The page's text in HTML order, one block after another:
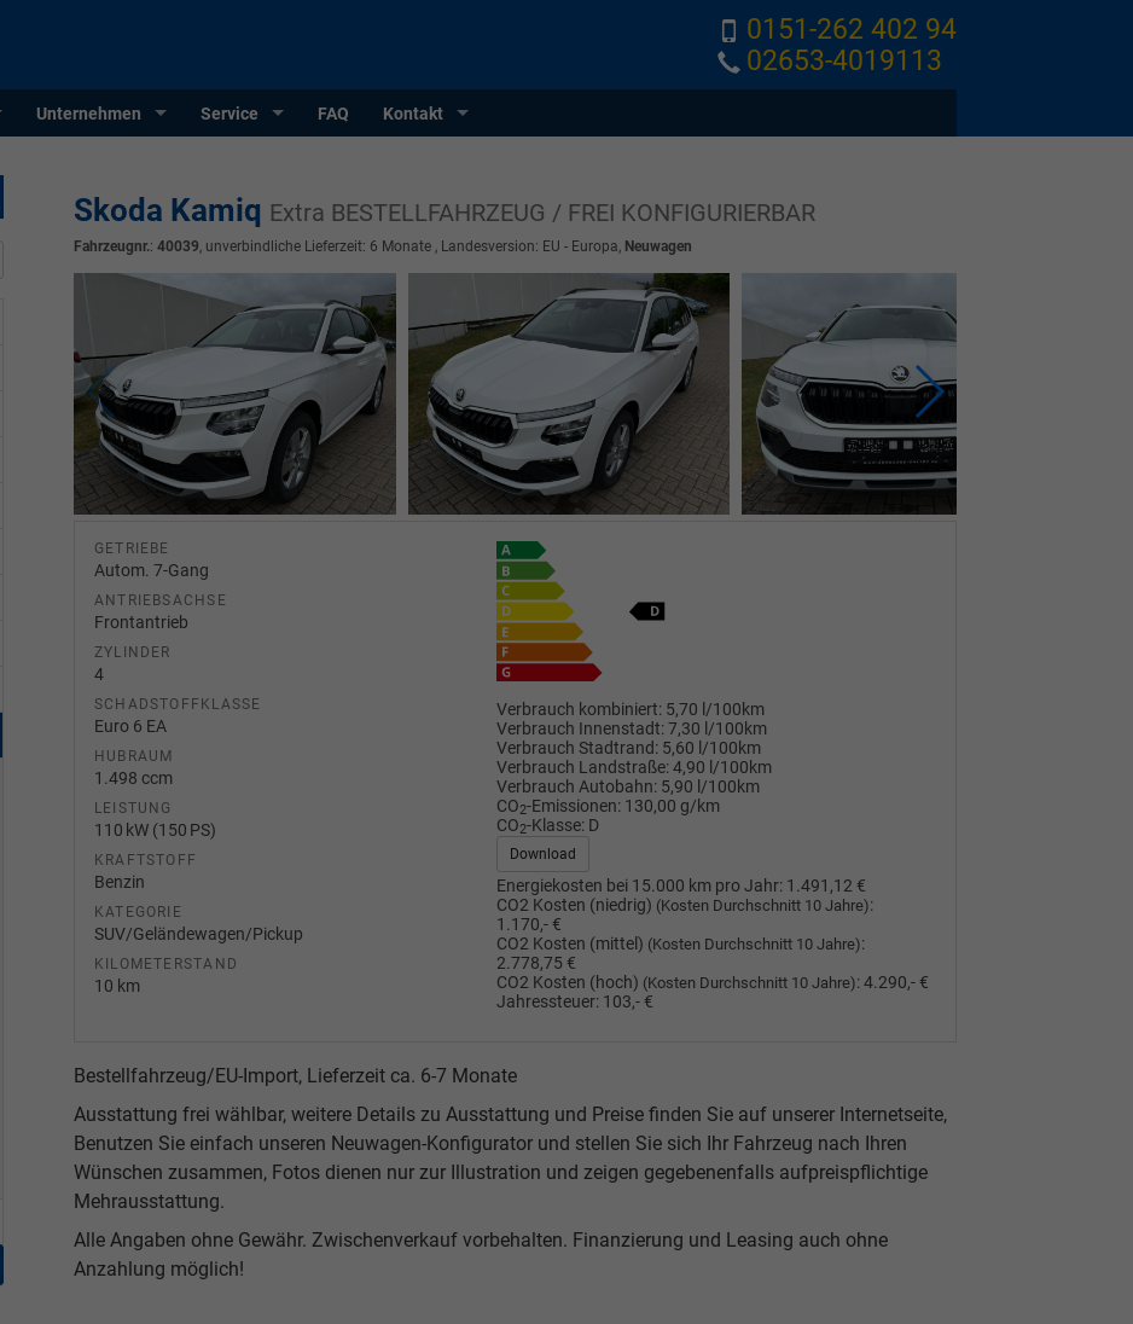
0151-262 402 94
02653-4019113
Unternehmen Service FAQ Kontakt
Skoda Kamiq Extra BESTELLFAHRZEUG / FREI KONFIGURIERBAR
Fahrzeugnr.: 40039, unverbindliche Lieferzeit: 6 Monate, Landesversion: EU - Europa, Neuwagen
GETRIEBE
Autom. 7-Gang
ANTRIEBSACHSE
Frontantrieb
ZYLINDER
4
SCHADSTOFFKLASSE
Euro 6 EA
HUBRAUM
1.498 ccm
LEISTUNG
110 kW (150 PS)
KRAFTSTOFF
Benzin
KATEGORIE
SUV/Geländewagen/Pickup
KILOMETERSTAND
10 km
Verbrauch kombiniert: 5,70 l/100km
Verbrauch Innenstadt:7,30 l/100km
Verbrauch Stadtrand: 5,60 l/100km
Verbrauch Landstraße:4,90 l/100km
Verbrauch Autobahn: 5,90 l/100km
CO2-Emissionen: 130,00 g/km
CO2-Klasse: D
Download
Energiekosten bei 15.000 km pro Jahr: 1.491,12 €
CO2 Kosten (niedrig) (Kosten Durchschnitt 10 Jahre):
1.170,- €
CO2 Kosten (mittel) (Kosten Durchschnitt 10 Jahre):
2.778,75 €
CO2 Kosten (hoch) (Kosten Durchschnitt 10 Jahre):4.290,- €
Jahressteuer: 103,- €
Bestellfahrzeug/EU-Import, Lieferzeit ca. 6-7 Monate
Ausstattung frei wählbar, weitere Details zu Ausstattung und Preise finden Sie auf unserer Internetseite,
Benutzen Sie einfach unseren Neuwagen-Konfigurator und stellen Sie sich Ihr Fahrzeug nach Ihren
Wünschen zusammen, Fotos dienen nur zur Illustration und zeigen gegebenenfalls aufpreispflichtige
Mehrausstattung.
Alle Angaben ohne Gewähr. Zwischenverkauf vorbehalten. Finanzierung und Leasing auch ohne
Anzahlung möglich!